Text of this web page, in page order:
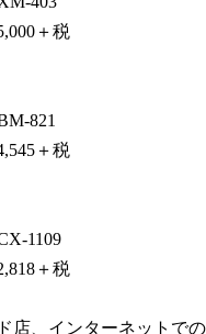
＋税
821
＋税
1109
＋税
店、インターネットでの